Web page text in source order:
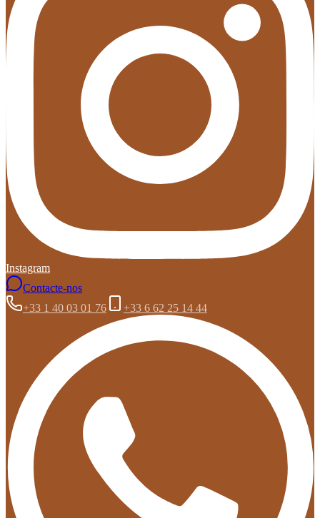
Instagram
Contacte-nos
+33 1 40 03 01 76
+33 6 62 25 14 44